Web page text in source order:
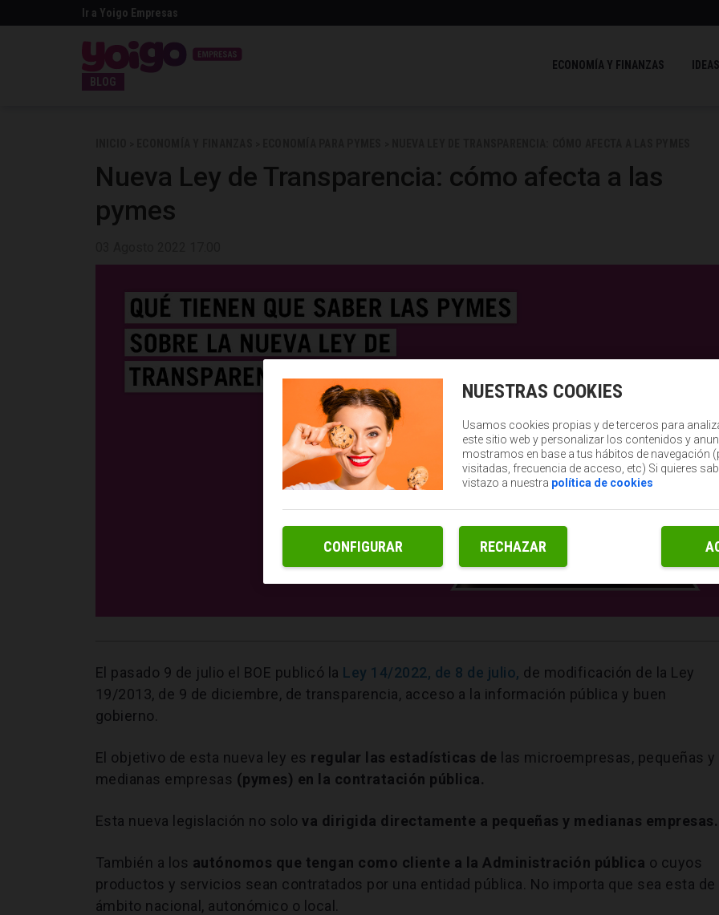
Ir a Yoigo Empresas
BLOG
ECONOMÍA Y FINANZAS
Nueva Ley de Transparencia: cómo afecta a las
pymes
El pasado 9 de julio el BOE publicó la Ley 14/2022, de 8 de julio, de modificación de la Ley
19/2013, de 9 de diciembre, de transparencia, acceso a la información pública y buen
gobierno.
El objetivo de esta nueva ley es regular las estadísticas de las microempresas, pequeñas y
medianas empresas (pymes) en la contratación pública.
Esta nueva legislación no solova dirigida directamente a pequeñas y medianas empresas.
También a los autónomos que tengan como cliente a la Administración pública o cuyos
productos y servicios sean contratados por una entidad pública. No importa que sea esta de
ámbito nacional, autonómico o local.
NUESTRAS COOKIES
Usamos cookies propias y de terceros para
este sitio web y personalizar los contenidos y
mostramos en base a tus hábitos de navegación
visitadas, frecuencia de acceso, etc) Si quieres
vistazo a nuestra política de cookies
RECHAZAR
CONFIGURAR